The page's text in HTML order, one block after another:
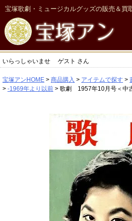
宝塚歌劇・ミュージカルグッズの販売＆買
いらっしゃいませ ゲスト さん
宝塚アンHOME 商品購入 アイテムで探す
-1969年より以前
歌劇 1957年10月号＜中